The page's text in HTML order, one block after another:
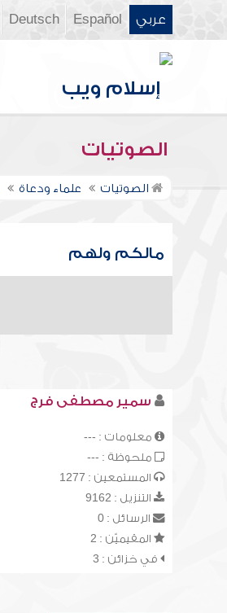
عربي Español
Deutsch
الصوتيات
الصوتيات علماء ودعاة
مالكم ولهم
سمير مصطفى فرج
معلومات : ---
ملحوظة : ---
المستمعين : 1277
التنزيل : 9162
الرسائل : 0
المقيميّن : 2
في خزائن : 3